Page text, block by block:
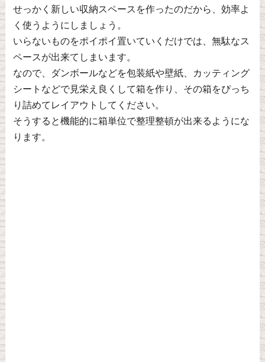
せっかく新しい収納スペースを作ったのだから、効率よ
く使うようにしましょう。
いらないものをポイポイ置いていくだけでは、無駄なス
ペースが出来てしまいます。
なので、ダンボールなどを包装紙や壁紙、カッティング
シートなどで見栄え良くして箱を作り、その箱をぴっち
り詰めてレイアウトしてください。
そうすると機能的に箱単位で整理整頓が出来るようにな
ります。